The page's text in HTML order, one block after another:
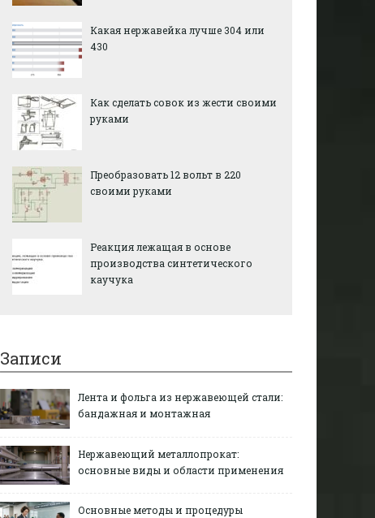
Какая нержавейка лучше 304 или
430
Как сделать совок из жести своими
руками
Преобразовать 12 вольт в 220
своими руками
Реакция лежащая в основе
производства синтетического
каучука
Записи
Лента и фольга из нержавеющей стали:
бандажная и монтажная
Нержавеющий металлопрокат:
основные виды и области применения
Основные методы и процедуры